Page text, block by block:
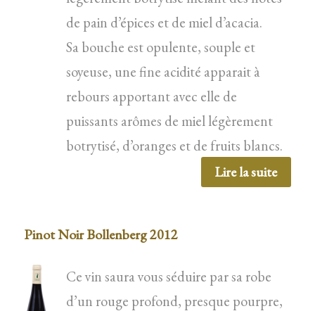
de pain d’épices et de miel d’acacia.
Sa bouche est opulente, souple et
soyeuse, une fine acidité apparait à
rebours apportant avec elle de
puissants arômes de miel légèrement
botrytisé, d’oranges et de fruits blancs.
Lire la suite
Pinot Noir Bollenberg 2012
Ce vin saura vous séduire par sa robe
d’un rouge profond, presque pourpre,